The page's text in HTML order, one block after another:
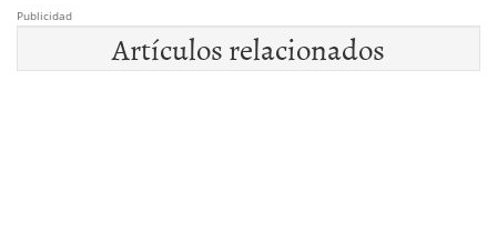
Publicidad
Artículos relacionados